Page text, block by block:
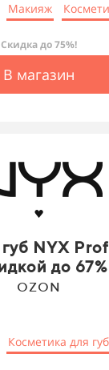
Макияж
Скидка до 75%!
В магазин
NYX
до
OZON
Косметика для губ